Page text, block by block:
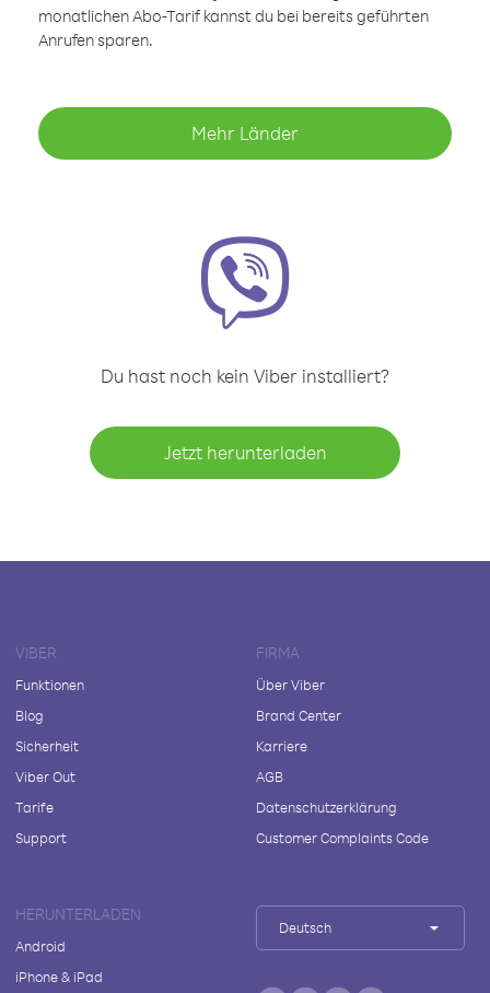
monatlichen Abo-Tarif kannst du bei bereits geführten
Anrufen sparen.
Mehr Länder
Du hast noch kein Viber installiert?
Jetzt herunterladen
VIBER
Funktionen
Blog
Sicherheit
Viber Out
Tarife
Support
FIRMA
Über Viber
Brand Center
Karriere
AGB
Datenschutzerklärung
Customer Complaints Code
HERUNTERLADEN
Android
iPhone & iPad
Deutsch